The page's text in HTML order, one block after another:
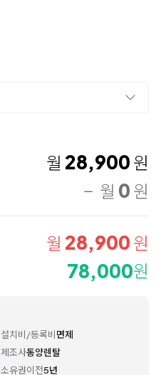
월 28,900 원
월 0 원
월 28,900 원
78,000원
설치비/등록비면제
제조사동양렌탈
소유권이전5년